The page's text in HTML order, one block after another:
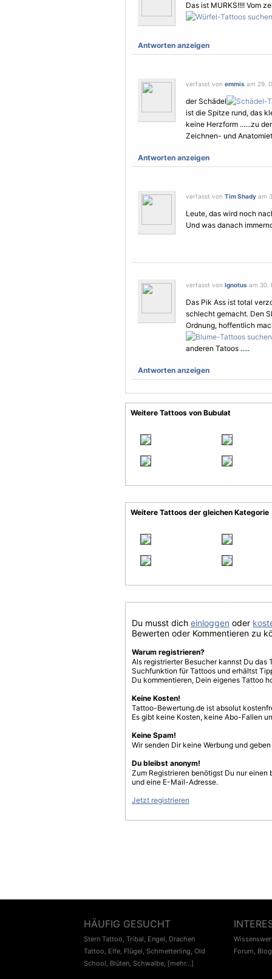
Das ist MURKS!!!! Vom
Antworten anzeigen
verfasst von emmis am 29.
der Schädel
ist die Spitze rund, das
keine Herzform ......zu
Zeichnen- und
Antworten anzeigen
verfasst von Tim Shady am
Leute, das wird noch
Und was danach
verfasst von Ignotus am 30.
Das Pik Ass ist total
schlecht gemacht. Den
Ordnung, hoffentlich
anderen Tatoos .....
Antworten anzeigen
Weitere Tattoos von Bubulat
Weitere Tattoos der gleichen Kategorie
Du musst dich einloggen oder
Bewerten oder Kommentieren zu
Warum registrieren?
Als registrierter Besucher kannst Du
Suchfunktion für Tattoos und erhältst
Du kommentieren, Dein eigenes Tattoo
Keine Kosten!
Tattoo-Bewertung.de ist absolut
Es gibt keine Kosten, keine Abo-Fallen
Keine Spam!
Wir senden Dir keine Werbung und
Du bleibst anonym!
Zum Registrieren benötigst Du nur einen
und eine E-Mail-Adresse.
Jetzt registrieren
HÄUFIG GESUCHT
Stern Tattoo, Tribal, Engel, Drachen
Tattoo, Elfe, Flügel, Schmetterling, Old
School, Blüten, Schwalbe, [mehr...]
Forum, Blog